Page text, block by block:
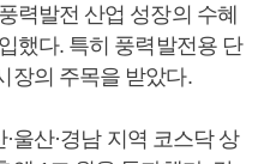
력발전 산업 성장의 수혜
했다. 특히 풍력발전용 단
장의 주목을 받았다.
울산·경남 지역 코스닥 상